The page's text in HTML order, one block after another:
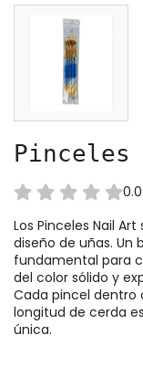
Los Pinceles Nail Art son el corazón de la creatividad en el
diseño de uñas. Un
fundamental para
del color sólido y
Cada pincel dentro
longitud de cerda
única.